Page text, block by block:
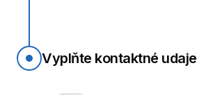
Vyplňte kontaktné udaje